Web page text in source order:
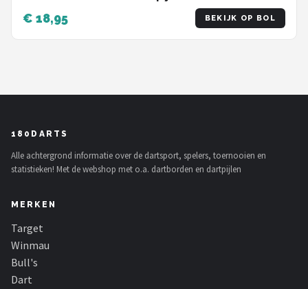
€ 18,95 BEKIJK OP BOL
180DARTS
Alle achtergrond informatie over de dartsport, spelers, toernooien en
statistieken! Met de webshop met o.a. dartborden en dartpijlen
MERKEN
Target
Winmau
Bull's
Dart